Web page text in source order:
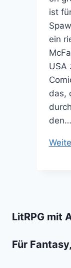
ist
ein
USA
das,
den…
LitRPG mit
Für